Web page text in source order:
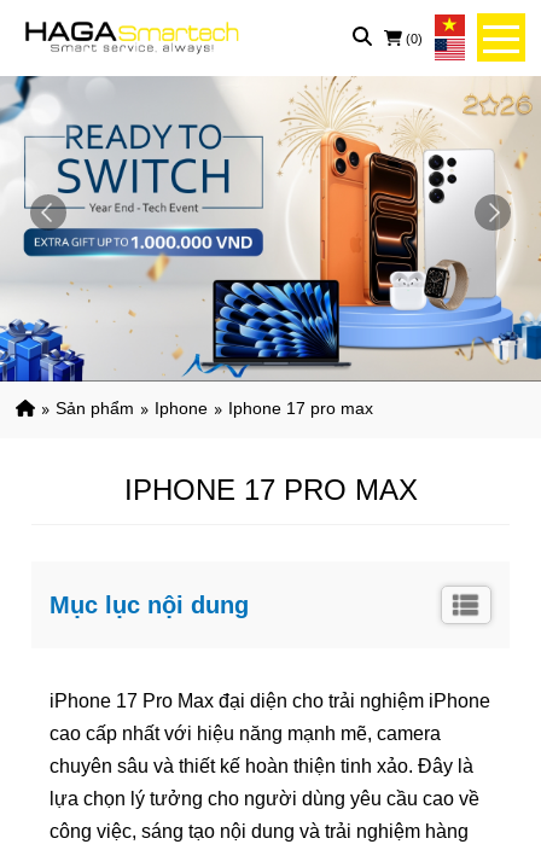
(0)
sản phẩm iphone iphone 17 pro max
IPHONE 17 PRO MAX
Mục lục nội dung
iPhone 17 Pro Max đại diện cho trải nghiệm iPhone
cao cấp nhất với hiệu năng mạnh mẽ, camera
chuyên sâu và thiết kế hoàn thiện tinh xảo. Đây là
lựa chọn lý tưởng cho người dùng yêu cầu cao về
công việc, sáng tạo nội dung và trải nghiệm hàng